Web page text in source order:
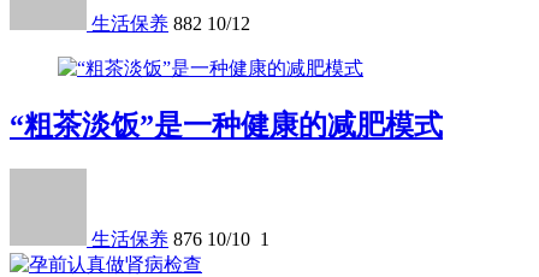
生活保养 882 10/12
“粗茶淡饭”是一种健康的减肥模式
生活保养 876 10/10 1